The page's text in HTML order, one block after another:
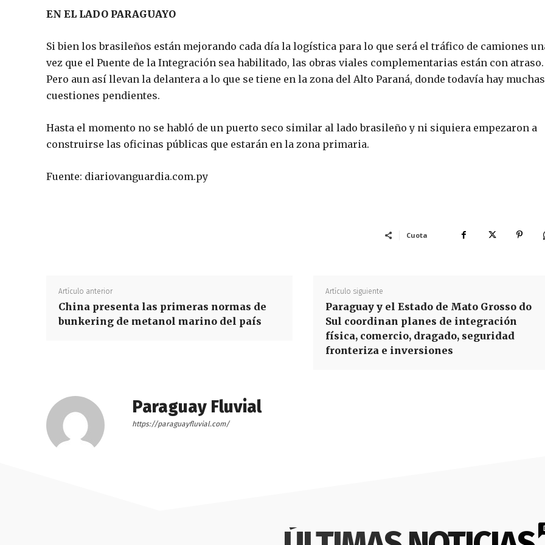
EN EL LADO PARAGUAYO
Si bien los brasileños están mejorando cada día la logística para lo que será el tráfico de camiones
vez que el Puente de la Integración sea habilitado, las obras viales complementarias están con atraso.
Pero aun así llevan la delantera a lo que se tiene en la zona del Alto Paraná, donde todavía hay muchas
cuestiones pendientes.
Hasta el momento no se habló de un puerto seco similar al lado brasileño y ni siquiera empezaron a
construirse las oficinas públicas que estarán en la zona primaria.
Fuente: diariovanguardia.com.py
Cuota
Artículo anterior
China presenta las primeras normas de
bunkering de metanol marino del país
Artículo siguiente
Paraguay y el Estado de Mato Grosso do
Sul coordinan planes de integración
física, comercio, dragado, seguridad
fronteriza e inversiones
Paraguay Fluvial
https://paraguayfluvial.com/